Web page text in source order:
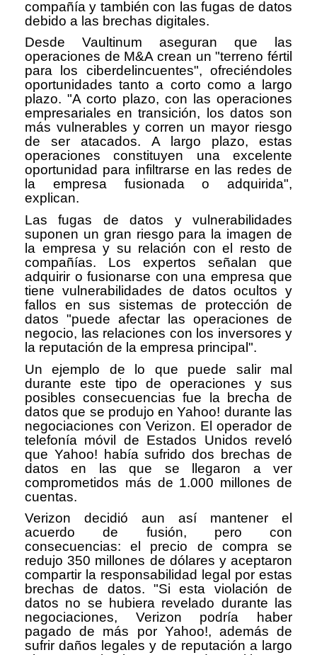
compañía y también con las fugas de datos
debido a las brechas digitales.
Desde Vaultinum aseguran que las
operaciones de M&A crean un "terreno fértil
para los ciberdelincuentes", ofreciéndoles
oportunidades tanto a corto como a largo
plazo. "A corto plazo, con las operaciones
empresariales en transición, los datos son
más vulnerables y corren un mayor riesgo
de ser atacados. A largo plazo, estas
operaciones constituyen una excelente
oportunidad para infiltrarse en las redes de
la empresa fusionada o adquirida",
explican.
Las fugas de datos y vulnerabilidades
suponen un gran riesgo para la imagen de
la empresa y su relación con el resto de
compañías. Los expertos señalan que
adquirir o fusionarse con una empresa que
tiene vulnerabilidades de datos ocultos y
fallos en sus sistemas de protección de
datos "puede afectar las operaciones de
negocio, las relaciones con los inversores y
la reputación de la empresa principal".
Un ejemplo de lo que puede salir mal
durante este tipo de operaciones y sus
posibles consecuencias fue la brecha de
datos que se produjo en Yahoo! durante las
negociaciones con Verizon. El operador de
telefonía móvil de Estados Unidos reveló
que Yahoo! había sufrido dos brechas de
datos en las que se llegaron a ver
comprometidos más de 1.000 millones de
cuentas.
Verizon decidió aun así mantener el
acuerdo de fusión, pero con
consecuencias: el precio de compra se
redujo 350 millones de dólares y aceptaron
compartir la responsabilidad legal por estas
brechas de datos. "Si esta violación de
datos no se hubiera revelado durante las
negociaciones, Verizon podría haber
pagado de más por Yahoo!, además de
sufrir daños legales y de reputación a largo